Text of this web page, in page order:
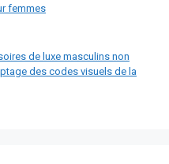
femmes
de luxe masculins non
des codes visuels de la